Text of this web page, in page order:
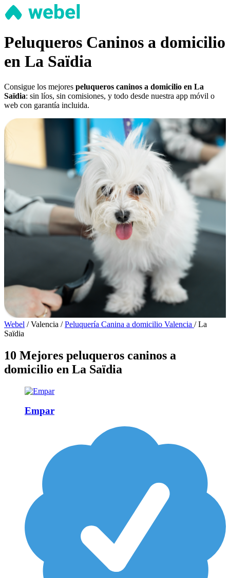
Peluqueros Caninos a domicilio
en La Saïdia
Consigue los mejores peluqueros caninos a domicilio en La
Saïdia: sin líos, sin comisiones, y todo desde nuestra app móvil o
web con garantía incluida.
Webel / Valencia / Peluquería Canina a domicilio Valencia / La
Saïdia
10 Mejores peluqueros caninos a
domicilio en La Saïdia
Empar